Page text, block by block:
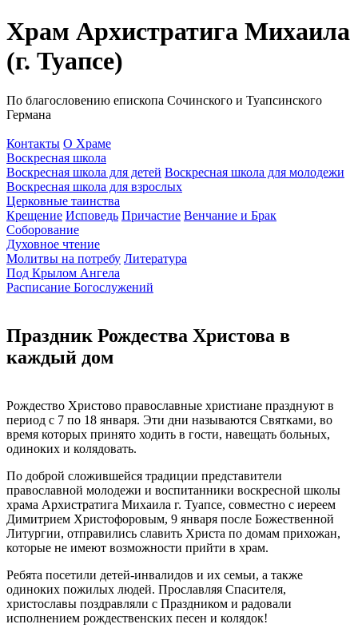
Храм Архистратига Михаила
(г. Туапсе)
По благословению епископа Сочинского и Туапсинского
Германа
Контакты О Храме
Воскресная школа
Воскресная школа для детей Воскресная школа для молодежи
Воскресная школа для взрослых
Церковные таинства
Крещение Исповедь Причастие Венчание и Брак
Соборование
Духовное чтение
Молитвы на потребу Литература
Под Крылом Ангела
Расписание Богослужений
Праздник Рождества Христова в
каждый дом
Рождество Христово православные христиане празднуют в
период с 7 по 18 января. Эти дни называются Святками, во
время которых принято ходить в гости, навещать больных,
одиноких и колядовать.
По доброй сложившейся традиции представители
православной молодежи и воспитанники воскресной школы
храма Архистратига Михаила г. Туапсе, совместно с иереем
Димитрием Христофоровым, 9 января после Божественной
Литургии, отправились славить Христа по домам прихожан,
которые не имеют возможности прийти в храм.
Ребята посетили детей-инвалидов и их семьи, а также
одиноких пожилых людей. Прославляя Спасителя,
христославы поздравляли с Праздником и радовали
исполнением рождественских песен и колядок!